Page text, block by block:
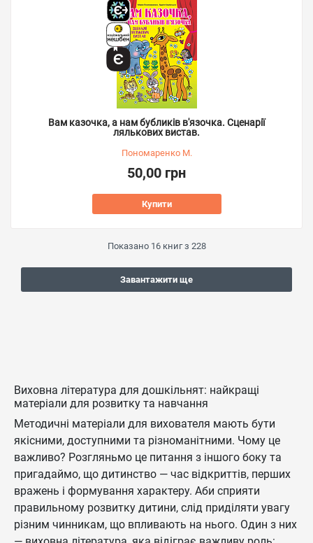
Вам казочка, а нам бубликів в'язочка. Сценарії
лялькових вистав.
Пономаренко М.
50,00 грн
Купити
Показано 16книг з 228
Завантажити ще
Виховна література для дошкільнят: найкращі
матеріали для розвитку та навчання
Методичні матеріали для вихователя мають бути
якісними, доступними та різноманітними. Чому це
важливо? Розгляньмо це питання з іншого боку та
пригадаймо, що дитинство — час відкриттів, перших
вражень і формування характеру. Аби сприяти
правильному розвитку дитини, слід приділяти увагу
різним чинникам, що впливають на нього. Один з них